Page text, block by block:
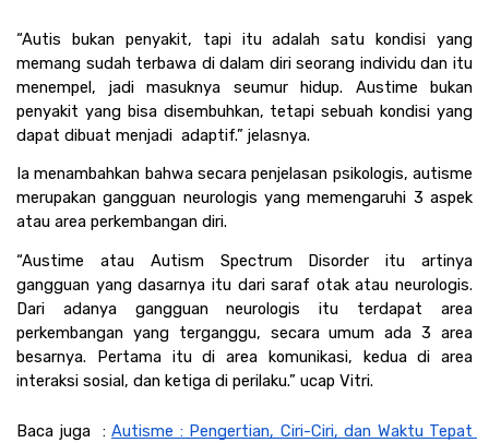
“Autis bukan penyakit, tapi itu adalah satu kondisi yang
memang sudah terbawa di dalam diri seorang individu dan itu
menempel, jadi masuknya seumur hidup. Austime bukan
penyakit yang bisa disembuhkan, tetapi sebuah kondisi yang
dapat dibuat menjadi  adaptif.” jelasnya.
Ia menambahkan bahwa secara penjelasan psikologis, autisme
merupakan gangguan neurologis yang memengaruhi 3 aspek
atau area perkembangan diri.
“Austime atau Autism Spectrum Disorder itu artinya
gangguan yang dasarnya itu dari saraf otak atau neurologis.
Dari adanya gangguan neurologis itu terdapat area
perkembangan yang terganggu, secara umum ada 3 area
besarnya. Pertama itu di area komunikasi, kedua di area
interaksi sosial, dan ketiga di perilaku.” ucap Vitri.
Baca juga  : Autisme : Pengertian, Ciri-Ciri, dan Waktu Tepat